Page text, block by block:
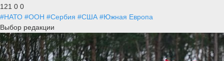
121 0 0
#НАТО #ООН #Сербия #США #Южная Европа
Выбор редакции